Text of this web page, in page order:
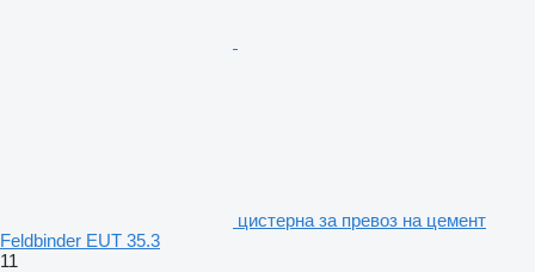
цистерна за превоз на цемент
Feldbinder EUT 35.3
11